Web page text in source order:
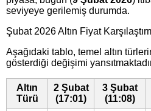
seviyeye gerilemiş durumda.
Şubat 2026 Altın Fiyat
Aşağıdaki tablo, temel altın
gösterdiği değişimi
Altın
Türü
2 Şubat
(17:01)
3 Şubat
(11:08)